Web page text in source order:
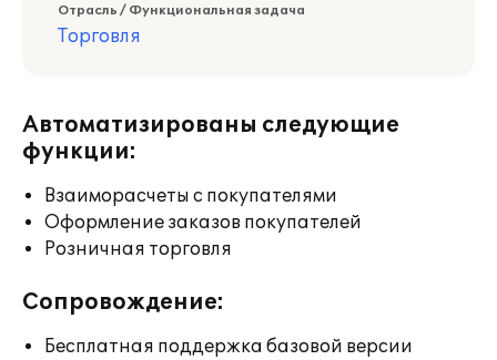
Отрасль / Функциональная задача
Торговля
Автоматизированы следующие
функции:
Взаиморасчеты с покупателями
Оформление заказов покупателей
Розничная торговля
Сопровождение:
Бесплатная поддержка базовой версии